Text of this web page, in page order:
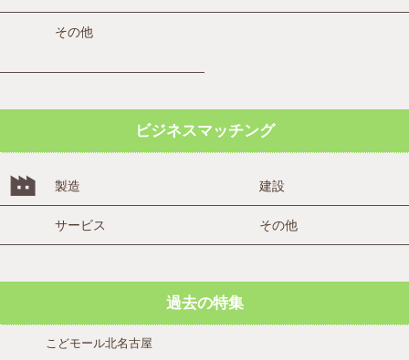
その他
ビジネスマッチング
製造 建設
サービス その他
過去の特集
こどモール北名古屋